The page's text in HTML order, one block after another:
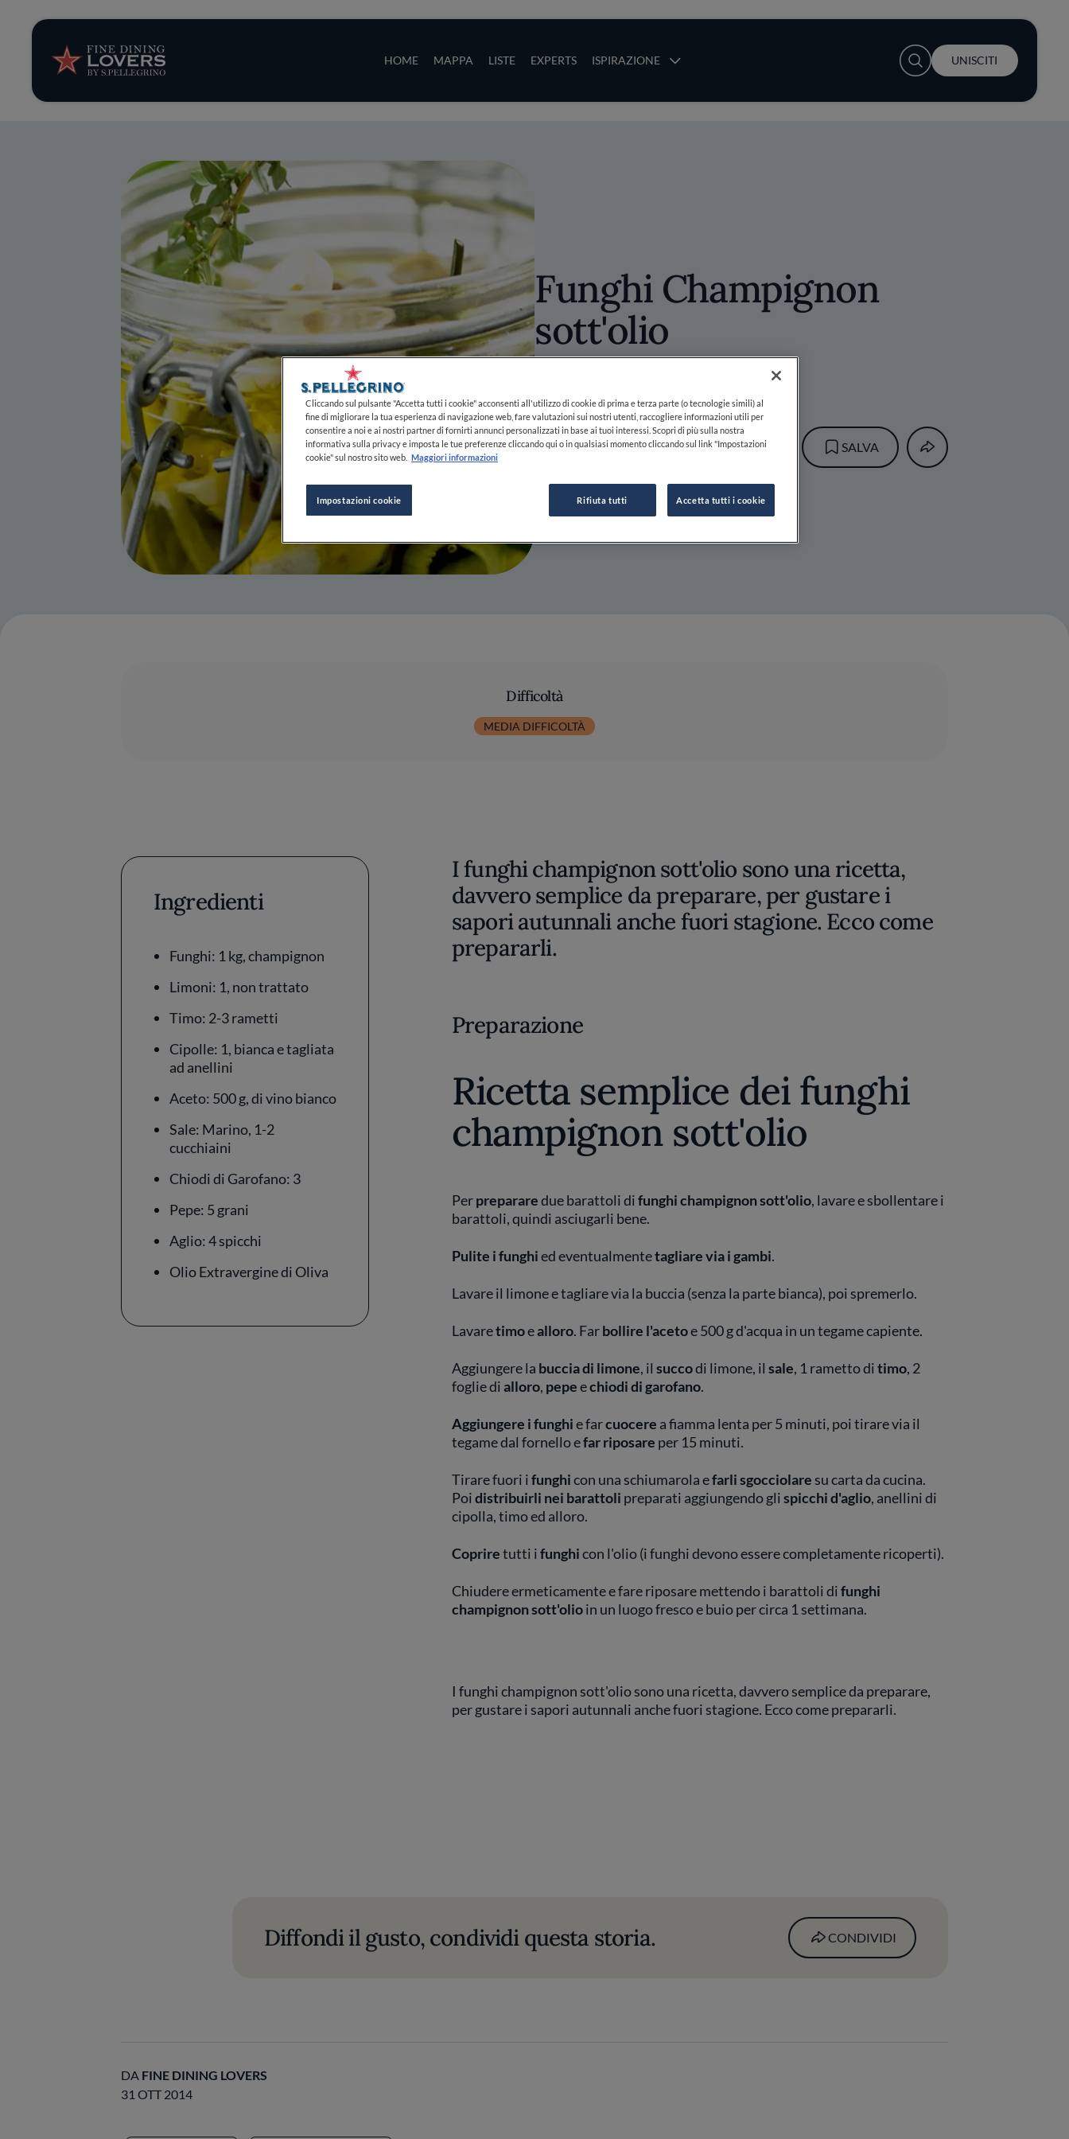
HOME MAPPA LISTE EXPERTS ISPIRAZIONE
Storie e tendenze
Ricette
Trucchi e consigli
Serie
User account menu
UNISCITI
Funghi Champignon
sott'olio
DA FINE DINING LOVERS
REDAZIONE
SALVA
Difficoltà
MEDIA DIFFICOLTÀ
Ingredienti
Funghi: 1 kg, champignon
Limoni: 1, non trattato
Timo: 2-3 rametti
Cipolle: 1, bianca e tagliata
ad anellini
Aceto: 500 g, di vino bianco
Sale: Marino, 1-2
cucchiaini
Chiodi di Garofano: 3
Pepe: 5 grani
Aglio: 4 spicchi
Olio Extravergine di Oliva
I funghi champignon sott'olio sono una ricetta,
davvero semplice da preparare, per gustare i
sapori autunnali anche fuori stagione. Ecco come
prepararli.
Preparazione
Ricetta semplice dei funghi
champignon sott'olio
Perprepararedue barattoli difunghi champignon sott'olio, lavare e sbollentare i
barattoli, quindi asciugarli bene.
Pulite i funghied eventualmentetagliare via i gambi.
Lavare il limone e tagliare via la buccia (senza la parte bianca), poi spremerlo.
Lavaretimoealloro. Farbollire l'acetoe 500 g d'acqua in un tegame capiente.
Aggiungere la buccia di limone, il succodi limone, il sale, 1 rametto ditimo, 2
foglie dialloro, pepeechiodi di garofano.
Aggiungere i funghie farcuocere a fiamma lenta per 5 minuti, poi tirare via il
tegame dal fornello efar riposare per 15 minuti.
Tirare fuori ifunghicon una schiumarola efarli sgocciolaresu carta da cucina.
Poidistribuirli nei barattoli preparati aggiungendo glispicchi d'aglio, anellini di
cipolla, timo ed alloro.
Copriretutti ifunghicon l'olio (i funghi devono essere completamente ricoperti).
Chiudere ermeticamente e fare riposare mettendo i barattoli difunghi
champignon sott'olioin un luogo fresco e buio per circa 1 settimana.
I funghi champignon sott'olio sono una ricetta, davvero semplice da preparare,
per gustare i sapori autunnali anche fuori stagione. Ecco come prepararli.
Diffondi il gusto, condividi questa storia. CONDIVIDI
DA FINE DINING LOVERS
31 OTT 2014
Cliccando sul pulsante "Accetta tutti i cookie" acconsenti all'utilizzo di cookie di prima e terza parte (o tecnologie simili) al
fine di migliorare la tua esperienza di navigazione web, fare valutazioni sui nostri utenti, raccogliere informazioni utili per
consentire a noi e ai nostri partner di fornirti annunci personalizzati in base ai tuoi interessi. Scopri di più sulla nostra
informativa sulla privacy e imposta le tue preferenze cliccando qui o in qualsiasi momento cliccando sul link "Impostazioni
cookie" sul nostro sito web. Maggiori informazioni
Impostazioni cookie Rifiuta tutti Accetta tutti i cookie